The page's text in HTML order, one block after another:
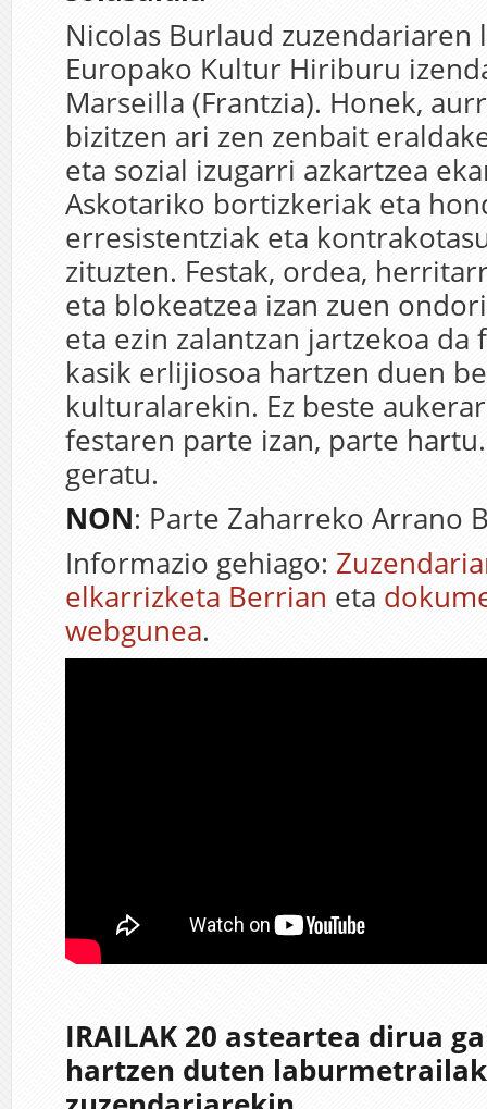
Nicolas Burlaud zuzendariaren
Europako Kultur Hiriburu
Marseilla (Frantzia). Honek,
bizitzen ari zen zenbait
eta sozial izugarri azkartzea
Askotariko bortizkeriak eta
erresistentziak eta
zituzten. Festak, ordea,
eta blokeatzea izan zuen
eta ezin zalantzan jartzekoa da
kasik erlijiosoa hartzen duen
kulturalarekin. Ez beste
festaren parte izan, parte
geratu.
NON: Parte Zaharreko Arrano
Informazio gehiago:
elkarrizketa Berrian eta
webgunea.
IRAILAK 20 asteartea dirua
hartzen duten